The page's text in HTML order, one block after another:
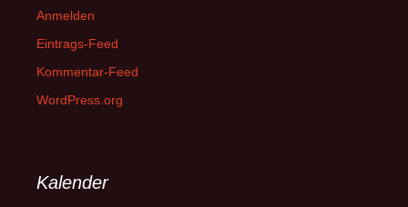
Anmelden
Eintrags-Feed
Kommentar-Feed
WordPress.org
Kalender